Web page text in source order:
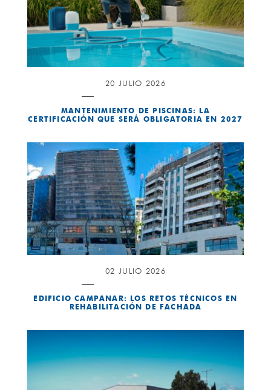
20 JULIO 2026
MANTENIMIENTO DE PISCINAS: LA
CERTIFICACIÓN QUE SERÁ OBLIGATORIA EN 2027
02 JULIO 2026
EDIFICIO CAMPANAR: LOS RETOS TÉCNICOS EN
REHABILITACIÓN DE FACHADA